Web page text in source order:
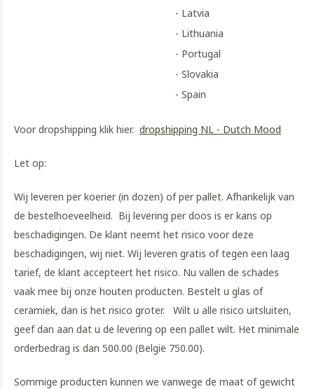
- Latvia
- Lithuania
- Portugal
- Slovakia
- Spain
Voor dropshipping klik hier. dropshipping NL - Dutch Mood
Let op:
Wij leveren per koerier (in dozen) of per pallet. Afhankelijk van
de bestelhoeveelheid. Bij levering per doos is er kans op
beschadigingen. De klant neemt het risico voor deze
beschadigingen, wij niet. Wij leveren gratis of tegen een laag
tarief, de klant accepteert het risico. Nu vallen de schades
vaak mee bij onze houten producten. Bestelt u glas of
ceramiek, dan is het risico groter. Wilt u alle risico uitsluiten,
geef dan aan dat u de levering op een pallet wilt. Het minimale
orderbedrag is dan 500.00 (België 750.00).
Sommige producten kunnen we vanwege de maat of gewicht